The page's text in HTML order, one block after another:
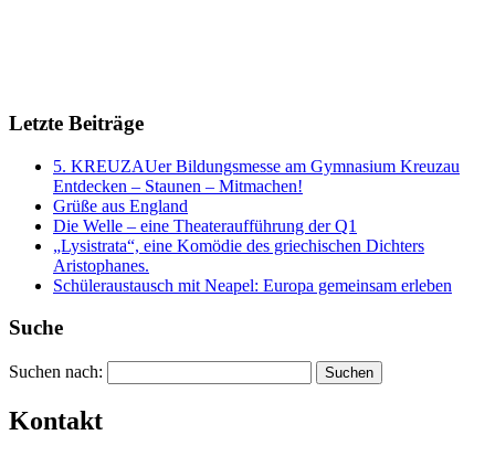
Letzte Beiträge
5. KREUZAUer Bildungsmesse am Gymnasium Kreuzau
Entdecken – Staunen – Mitmachen!
Grüße aus England
Die Welle – eine Theateraufführung der Q1
„Lysistrata“, eine Komödie des griechischen Dichters
Aristophanes.
Schüleraustausch mit Neapel: Europa gemeinsam erleben
Suche
Suchen nach:
Kontakt